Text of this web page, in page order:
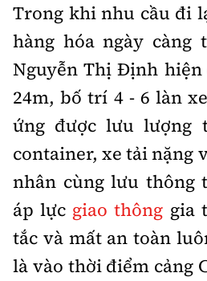
Trong khi nhu cầu đi
hàng hóa ngày càng
Nguyễn Thị Định
24m, bố trí 4 - 6 làn
ứng được lưu lượng
container, xe tải nặng
nhân cùng lưu thông
áp lực giao thông gia
tắc và mất an toàn
là vào thời điểm cảng